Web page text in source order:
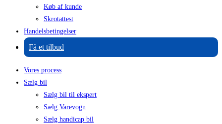
Køb af kunde
Skrotattest
Handelsbetingelser
Få et tilbud
Vores process
Sælg bil
Sælg bil til ekspert
Sælg Varevogn
Sælg handicap bil